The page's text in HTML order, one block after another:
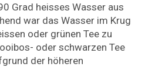
Grad heisses Wasser aus
war das Wasser im Krug
oder grünen Tee zu
oder schwarzen Tee
der höheren